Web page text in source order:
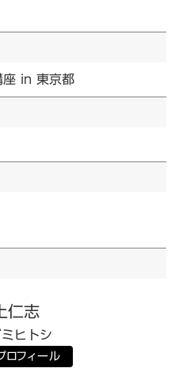
in 東京都
仁志
ヒトシ
ロフィール